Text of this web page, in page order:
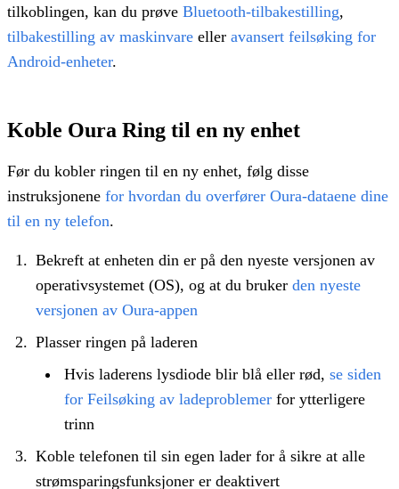
tilkoblingen, kan du prøve Bluetooth-tilbakestilling,
tilbakestilling av maskinvare eller avansert feilsøking for
Android-enheter.
Koble Oura Ring til en ny enhet
Før du kobler ringen til en ny enhet, følg disse
instruksjonene for hvordan du overfører Oura-dataene dine
til en ny telefon.
Bekreft at enheten din er på den nyeste versjonen av
operativsystemet (OS), og at du bruker den nyeste
versjonen av Oura-appen
Plasser ringen på laderen
Hvis laderens lysdiode blir blå eller rød, se siden
for Feilsøking av ladeproblemer for ytterligere
trinn
Koble telefonen til sin egen lader for å sikre at alle
strømsparingsfunksjoner er deaktivert